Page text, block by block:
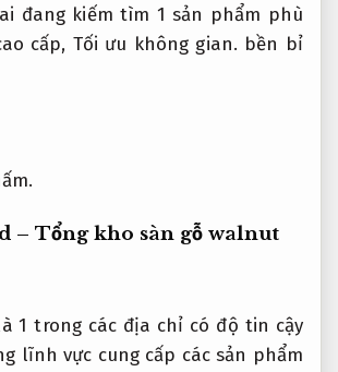
đang kiếm tìm 1 sản phẩm phù
cấp, Tối ưu không gian. bền bỉ
– Tổng kho sàn gỗ walnut
1 trong các địa chỉ có độ tin cậy
lĩnh vực cung cấp các sản phẩm